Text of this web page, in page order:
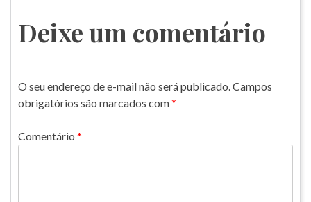
Deixe um comentário
O seu endereço de e-mail não será publicado. Campos
obrigatórios são marcados com*
Comentário *